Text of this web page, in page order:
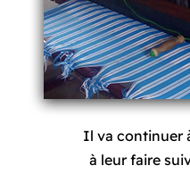
Il va continuer
à leur faire